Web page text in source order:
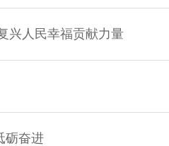
兴人民幸福贡献力量
砺奋进